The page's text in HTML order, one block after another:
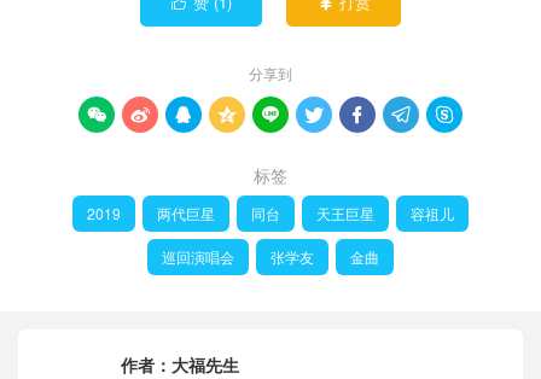
 
分享到
        
标签
2019 两代巨星 同台 天王巨星 容祖儿
巡回演唱会 张学友 金曲
作者： 大福先生